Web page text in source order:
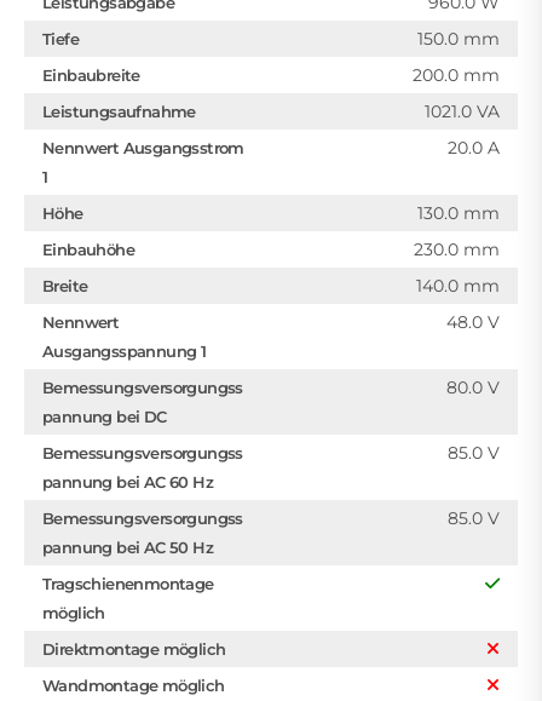
Tiefe 150.0 mm
Einbaubreite 200.0 mm
Leistungsaufnahme 1021.0 VA
Nennwert Ausgangsstrom
1
20.0 A
Höhe 130.0 mm
Einbauhöhe 230.0 mm
Breite 140.0 mm
Nennwert
Ausgangsspannung 1
48.0 V
Bemessungsversorgungss
pannung bei DC
80.0 V
Bemessungsversorgungss
pannung bei AC 60 Hz
85.0 V
Bemessungsversorgungss
pannung bei AC 50 Hz
85.0 V
Tragschienenmontage
möglich
Direktmontage möglich
Wandmontage möglich